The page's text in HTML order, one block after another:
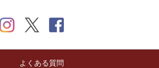
instagram twitter
よくある質問